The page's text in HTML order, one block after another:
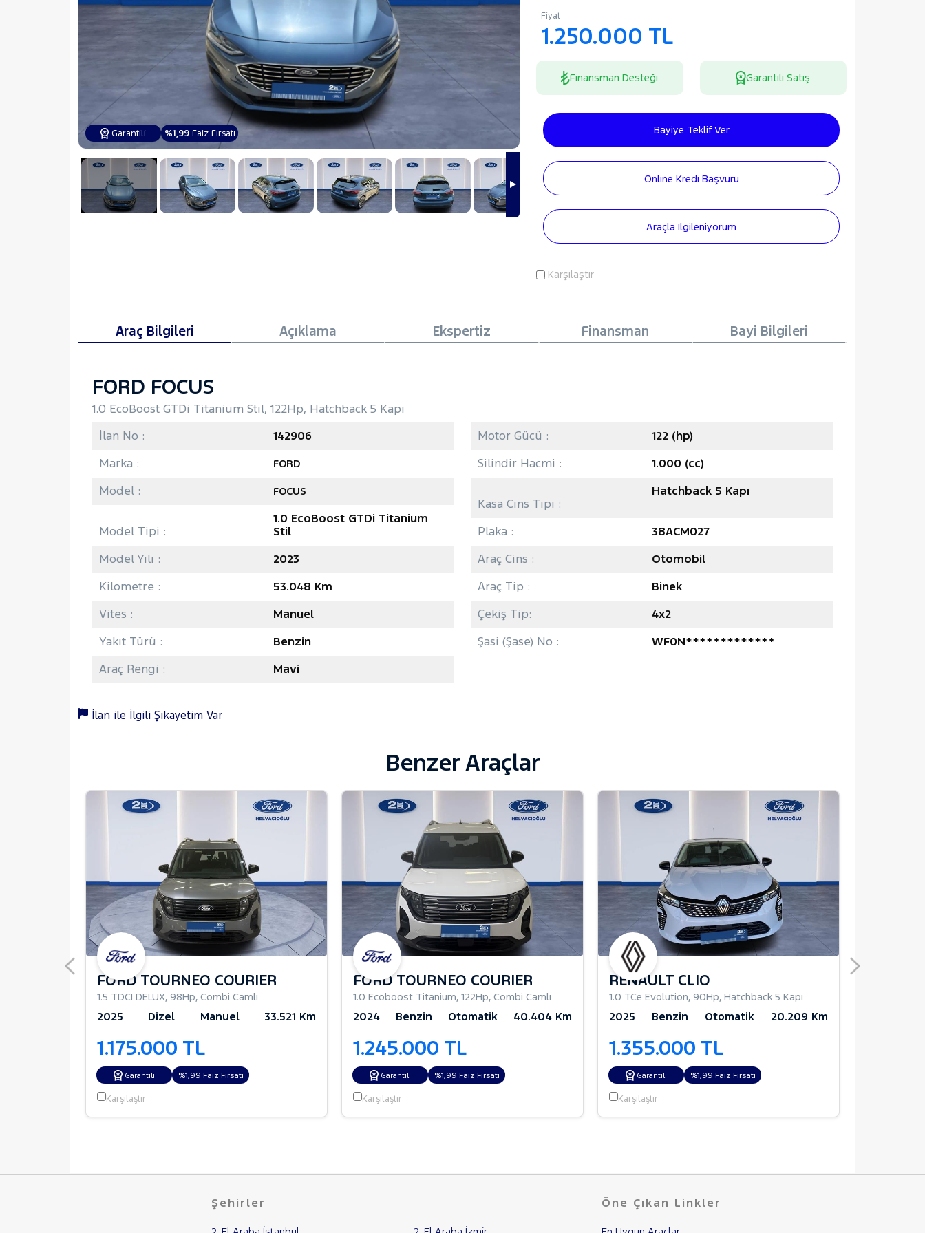
Garantili %1,99Faiz Fırsatı
Fiyat
1.250.000 TL
Finansman Desteği Garantili Satış
Bayiye Teklif Ver
Online Kredi Başvuru
Araçla İlgileniyorum
Karşılaştır
Araç Bilgileri Açıklama Ekspertiz Finansman Bayi Bilgileri
FORD FOCUS
1.0 EcoBoost GTDi Titanium Stil, 122Hp, Hatchback 5 Kapı
İlan No :
142906
Marka :
FORD
Model : FOCUS
Model Tipi :
1.0 EcoBoost GTDi Titanium
Stil
Model Yılı :
2023
Kilometre :
53.048 Km
Vites :
Manuel
Yakıt Türü :
Benzin
Araç Rengi :
Mavi
Motor Gücü :
122 (hp)
Silindir Hacmi :
1.000 (cc)
Kasa Cins Tipi :
Hatchback 5 Kapı
Plaka :
38ACM027
Araç Cins :
Otomobil
Araç Tip :
Binek
Çekiş Tip:
4x2
Şasi (Şase) No :
WF0N*************
İlan ile İlgili Şikayetim Var
Benzer Araçlar
FORD TOURNEO COURIER
1.5 TDCI DELUX, 98Hp, Combi Camlı
2025 Dizel Manuel 33.521 Km
1.175.000 TL
Garantili %1,99 Faiz Fırsatı
Karşılaştır
FORD TOURNEO COURIER
1.0 Ecoboost Titanium, 122Hp, Combi Camlı
2024 Benzin Otomatik 40.404 Km
1.245.000 TL
Garantili %1,99 Faiz Fırsatı
Karşılaştır
RENAULT CLIO
1.0 TCe Evolution, 90Hp, Hatchback 5 Kapı
2025 Benzin Otomatik 20.209 Km
1.355.000 TL
Garantili %1,99 Faiz Fırsatı
Karşılaştır
Şehirler Öne Çıkan Linkler